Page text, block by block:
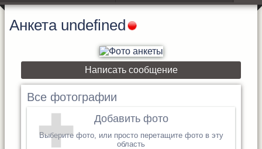
Анкета undefined
Написать сообщение
Все фотографии
Добавить фото
Выберите фото, или просто перетащите фото в эту
область